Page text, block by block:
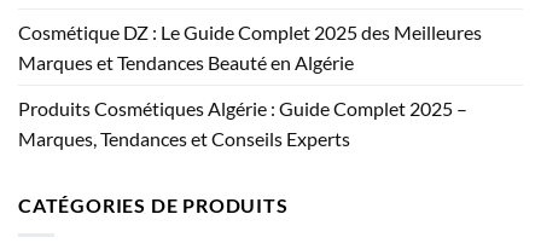
Cosmétique DZ : Le Guide Complet 2025 des Meilleures
Marques et Tendances Beauté en Algérie
Produits Cosmétiques Algérie : Guide Complet 2025 –
Marques, Tendances et Conseils Experts
CATÉGORIES DE PRODUITS